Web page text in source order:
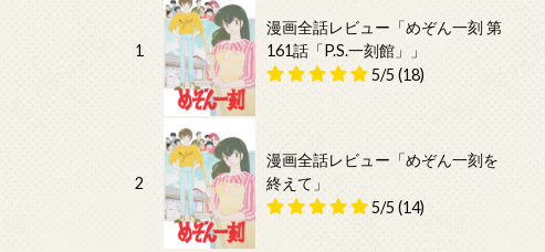
1
漫画全話レビュー「めぞん一刻 第
161話「P.S.一刻館」」
5/5 (18)
2
漫画全話レビュー「めぞん一刻を
終えて」
5/5 (14)